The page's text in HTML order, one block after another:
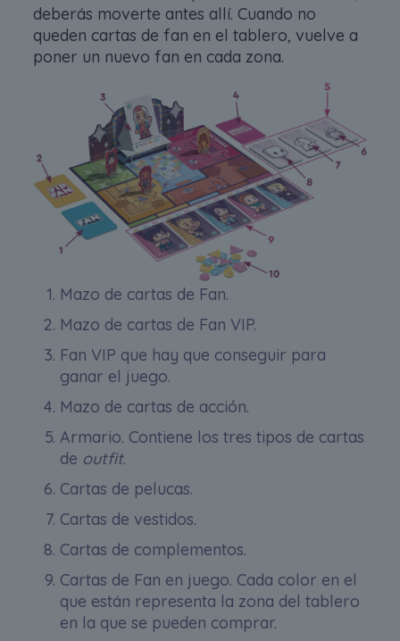
deberás moverte antes allí. Cuando no
queden cartas de fan en el tablero, vuelve a
poner un nuevo fan en cada zona.
Mazo de cartas de Fan.
Mazo de cartas de Fan VIP.
Fan VIP que hay que conseguir para
ganar el juego.
Mazo de cartas de acción.
Armario. Contiene los tres tipos de cartas
de outfit.
Cartas de pelucas.
Cartas de vestidos.
Cartas de complementos.
Cartas de Fan en juego. Cada color en el
que están representa la zona del tablero
en la que se pueden comprar.